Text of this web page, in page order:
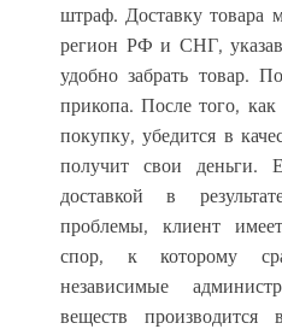
штраф. Доставку товара
регион РФ и СНГ, указав
удобно забрать товар.
прикопа. После того, как
покупку, убедится в
получит свои деньги.
доставкой в
проблемы, клиент
спор, к которому
независимые
веществ